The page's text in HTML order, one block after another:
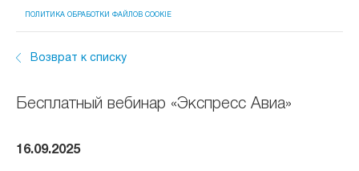
ПОЛИТИКА ОБРАБОТКИ ФАЙЛОВ COOKIE
Возврат к списку
Бесплатный вебинар «Экспресс Авиа»
16.09.2025